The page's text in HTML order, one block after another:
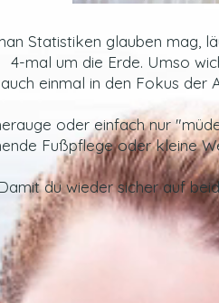
Statistiken glauben mag,
4-mal um die Erde. Umso
auch einmal in den Fokus der
oder einfach nur
Fußpflege oder kleine
du wieder sicher auf